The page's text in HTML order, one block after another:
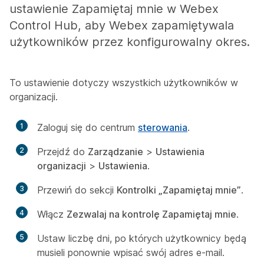
ustawienie Zapamiętaj mnie w Webex
Control Hub, aby Webex zapamiętywala
użytkowników przez konfigurowalny okres.
To ustawienie dotyczy wszystkich użytkowników w
organizacji.
1 Zaloguj się do centrum sterowania.
2 Przejdź do Zarządzanie > Ustawienia
organizacji > Ustawienia.
3 Przewiń do sekcji Kontrolki „Zapamiętaj mnie”.
4 Włącz Zezwalaj na kontrolę Zapamiętaj mnie.
5
Ustaw liczbę dni, po których użytkownicy będą
musieli ponownie wpisać swój adres e-mail.